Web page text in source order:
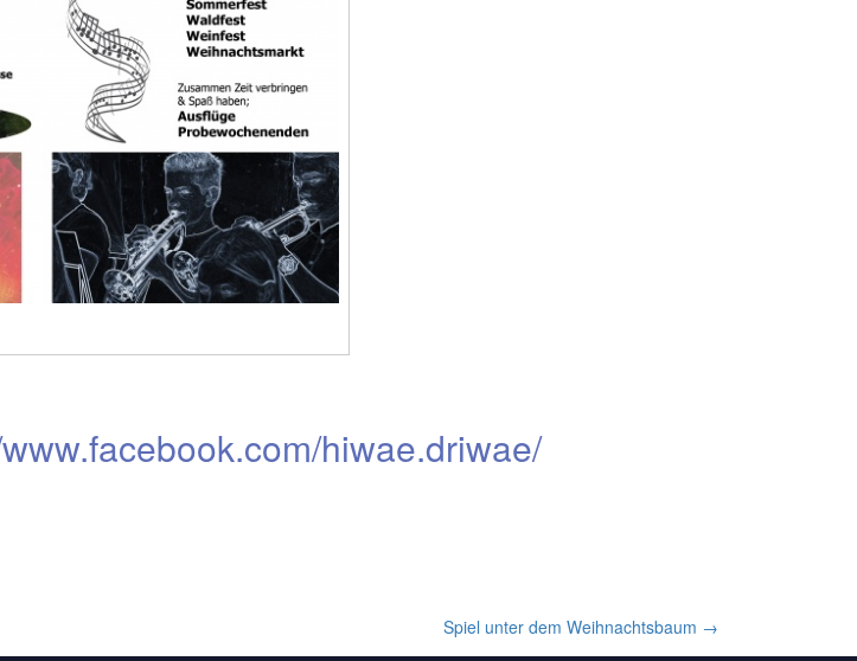
hiwae.driwae/
Spiel unter dem Weihnachtsbaum →